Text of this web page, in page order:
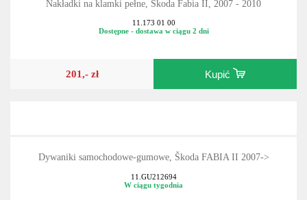
Nakładki na klamki pełne, Skoda Fabia II, 2007 - 2010
11.173 01 00
Dostępne - dostawa w ciągu 2 dni
201,- zł Kupić
Dywaniki samochodowe-gumowe, Škoda FABIA II 2007->
11.GU212694
W ciągu tygodnia